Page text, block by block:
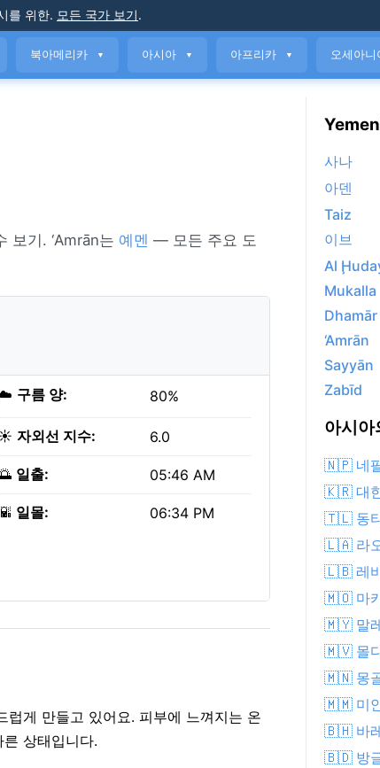
를 위한. 모든 국가 보기.
북아메리카 ▼ 아시아 ▼ 아프리카 ▼ 오세아니
보기. ‘Amrān는 예멘 — 모든 주요 도
구름 양: 80%
자외선 지수: 6.0
일출: 05:46 AM
일몰: 06:34 PM
럽게 만들고 있어요. 피부에 느껴지는 온
상태입니다.
Yemen
사나
아덴
Taiz
이브
Al
Mukalla
Dhamār
‘Amrān
Sayyān
Zabīd
아시아
🇳🇵 네
🇰🇷 대
🇹🇱 동
🇱🇦 라
🇱🇧 레
🇲🇴 마
🇲🇾 말
🇲🇻 몰
🇲🇳 몽
🇲🇲 미
🇧🇭 바
🇧🇩 방